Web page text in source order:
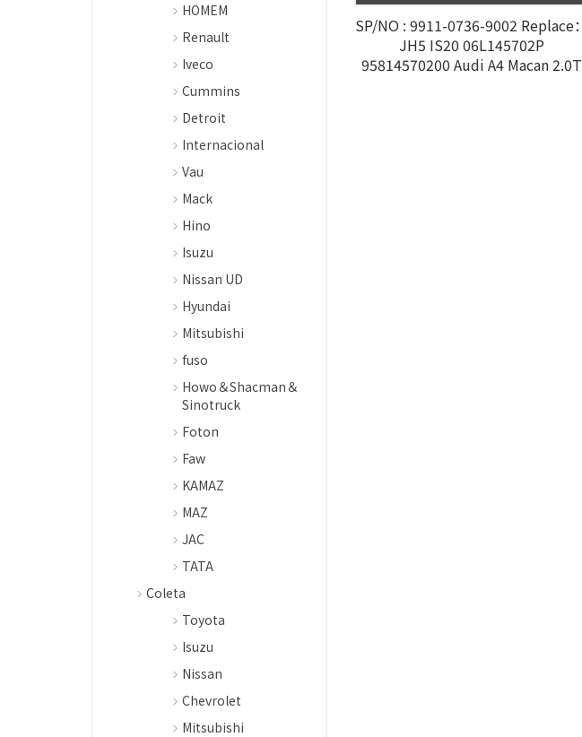
SP/NO : 9911-0736-9002 Replace：
JH5 IS20 06L145702P
95814570200 Audi A4 Macan 2.0T
HOMEM
Renault
Iveco
Cummins
Detroit
Internacional
Vau
Mack
Hino
Isuzu
Nissan UD
Hyundai
Mitsubishi
fuso
Howo＆Shacman＆
Sinotruck
Foton
Faw
KAMAZ
MAZ
JAC
TATA
Coleta
Toyota
Isuzu
Nissan
Chevrolet
Mitsubishi